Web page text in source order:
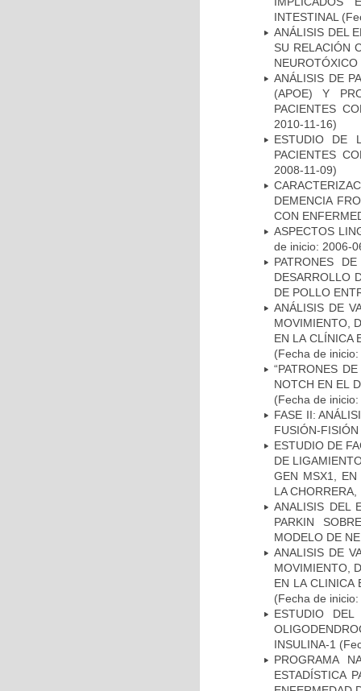
INTESTINAL
ANÁLISIS DEL
SU RELACIÓN
NEUROTÓXICO
ANÁLISIS DE
(APOE) Y
PACIENTES
2010-11-16)
ESTUDIO DE
PACIENTES
2008-11-09)
DEMENCIA
CON
ASPECTOS
de inicio: 2006-
PATRONES
DESARROLLO
DE POLLO
ANÁLISIS DE
MOVIMIENTO,
EN LA CLÍNICA
(Fecha de
“PATRONES
NOTCH EN EL
(Fecha de
FASE II:
FUSIÓN-
ESTUDIO DE
DE
GEN MSX1, EN
LA
ANALISIS DEL
PARKIN
MODELO DE
ANALISIS DE
MOVIMIENTO,
EN LA CLINICA
(Fecha de
ESTUDIO
INSULINA-1
PROGRAMA
ESTADÍSTICA